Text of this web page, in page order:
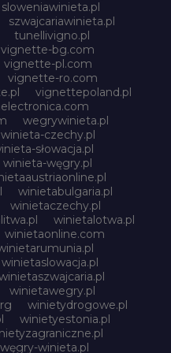
sloweniawinieta.pl
szwajcariawinieta.pl
tunellivigno.pl
vignette-bg.com
vignette-pl.com
vignette-ro.com
vignettepoland.pl
wegrywinieta.pl
winieta-czechy.pl
słowacja.pl
winieta-węgry.pl
winietabulgaria.pl
winietaczechy.pl
winietalotwa.pl
winietaonline.com
winietaslowacja.pl
winietawegry.pl
winietydrogowe.pl
winietyestonia.pl
węgry-winieta.pl